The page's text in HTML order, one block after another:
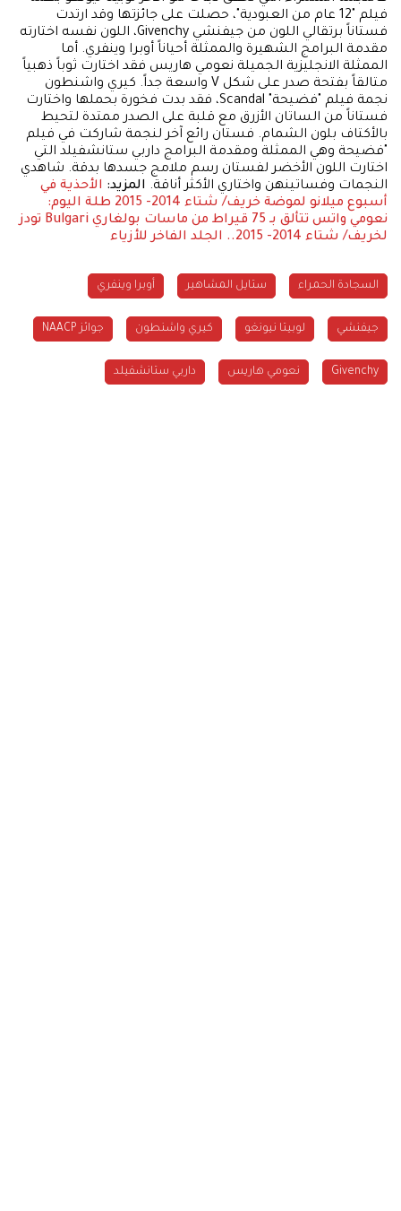
فيلم "12 عام من العبودية"، حصلت على جائزتها وقد ارتدت
فستاناً برتقالي اللون من جيفنشي Givenchy، اللون نفسه اختارته
مقدمة البرامج الشهيرة والممثلة أحياناً أوبرا وينفري. أما
الممثلة الانجليزية الجميلة نعومي هاريس فقد اختارت ثوباً ذهبياً
متالقاً بفتحة صدر على شكل V واسعة جداً. كيري واشنطون
نجمة فيلم "فضيحة" Scandal، فقد بدت فخورة بحملها واختارت
فستاناً من الساتان الأزرق مع قلبة على الصدر ممتدة لتحيط
بالأكتاف بلون الشمام. فستان رائع آخر لنجمة شاركت في فيلم
"فضيحة وهي الممثلة ومقدمة البرامج داربي ستانشفيلد التي
اختارت اللون الأخضر لفستان رسم ملامج جسدها بدقة. شاهدي
النجمات وفساتينهن واختاري الأكثر أناقة. المزيد: الأحذية في
أسبوع ميلانو لموضة خريف/ شتاء 2014- 2015
طلة اليوم:
نعومي واتس تتألق بـ 75 قيراط من ماسات بولغاري Bulgari
تودز
لخريف/ شتاء 2014- 2015.. الجلد الفاخر للأزياء
السجادة الحمراء ستايل المشاهير أوبرا وينفري
جيفنشي لوبيتا نيونغو كيري واشنطون جوائز NAACP
Givenchy نعومي هاريس داربي ستانشفيلد